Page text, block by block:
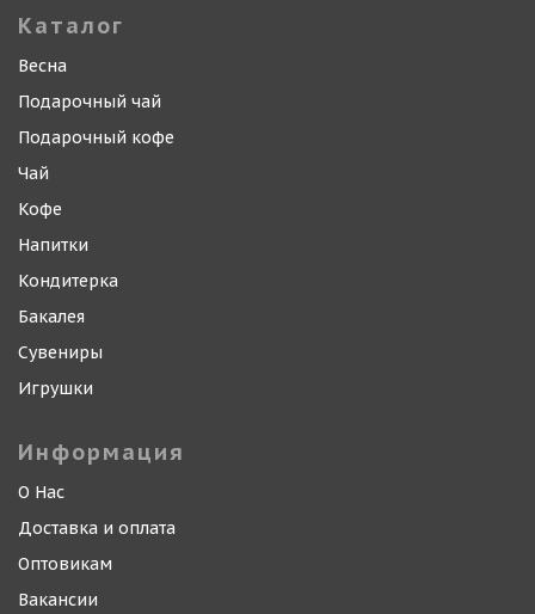
Каталог
Весна
Подарочный чай
Подарочный кофе
Чай
Кофе
Напитки
Кондитерка
Бакалея
Сувениры
Игрушки
Информация
О Нас
Доставка и оплата
Оптовикам
Вакансии